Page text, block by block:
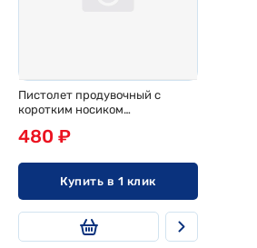
Пистолет продувочный с
коротким носиком
pneumatic
480 ₽
Купить в 1 клик